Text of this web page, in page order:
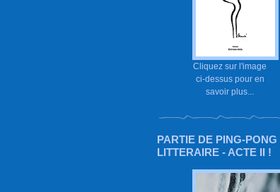
Cliquez sur l'image
ci-dessus pour en
savoir plus...
PARTIE DE PING-PONG
LITTERAIRE - ACTE II !